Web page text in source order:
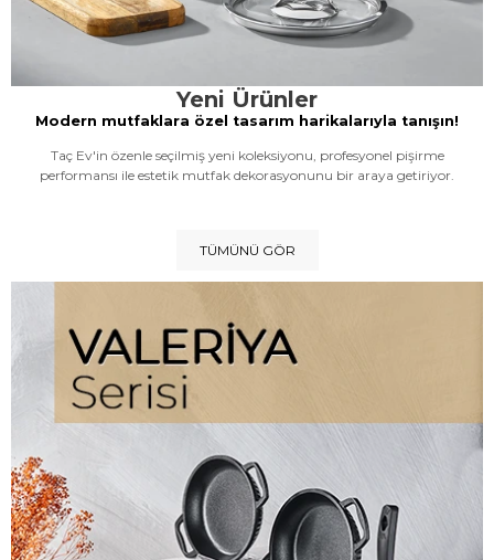
Yeni Ürünler
Modern mutfaklara özel tasarım harikalarıyla tanışın!
Taç Ev'in özenle seçilmiş yeni koleksiyonu, profesyonel pişirme
performansı ile estetik mutfak dekorasyonunu bir araya getiriyor.
TÜMÜNÜ GÖR